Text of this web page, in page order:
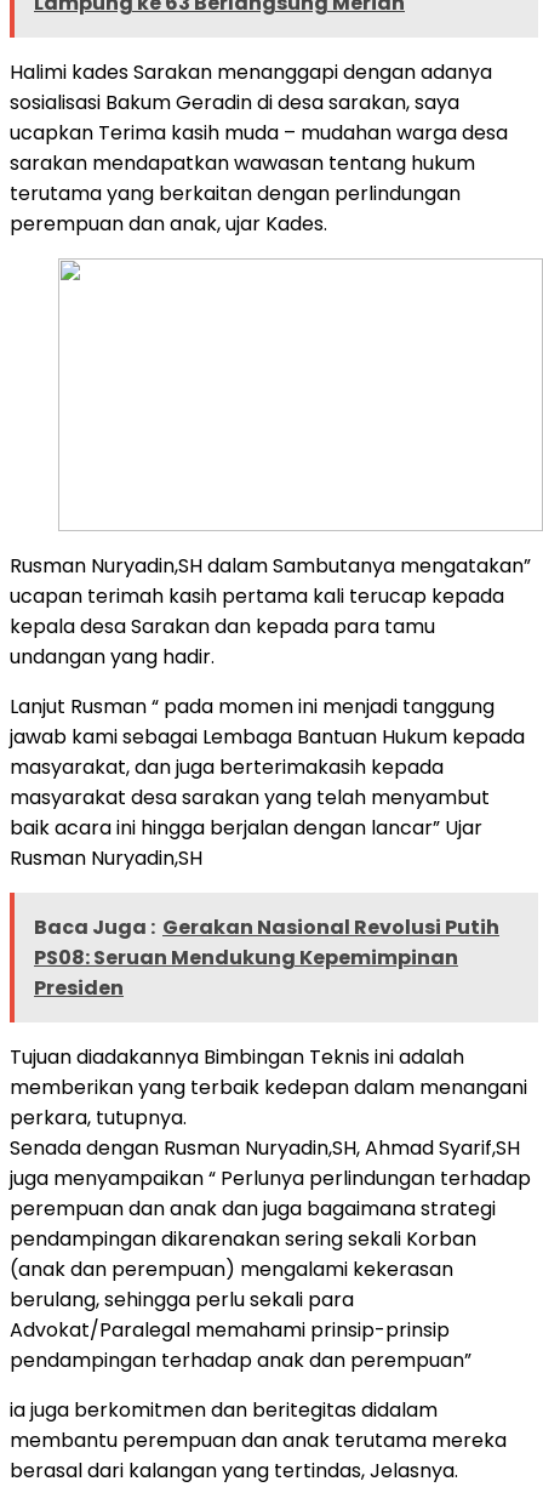
Halimi kades Sarakan menanggapi dengan adanya
sosialisasi Bakum Geradin di desa sarakan, saya
ucapkan Terima kasih muda – mudahan warga desa
sarakan mendapatkan wawasan tentang hukum
terutama yang berkaitan dengan perlindungan
perempuan dan anak, ujar Kades.
Rusman Nuryadin,SH dalam Sambutanya mengatakan”
ucapan terimah kasih pertama kali terucap kepada
kepala desa Sarakan dan kepada para tamu
undangan yang hadir.
Lanjut Rusman “ pada momen ini menjadi tanggung
jawab kami sebagai Lembaga Bantuan Hukum kepada
masyarakat, dan juga berterimakasih kepada
masyarakat desa sarakan yang telah menyambut
baik acara ini hingga berjalan dengan lancar” Ujar
Rusman Nuryadin,SH
Baca Juga : Gerakan Nasional Revolusi Putih
PS08: Seruan Mendukung Kepemimpinan
Presiden
Tujuan diadakannya Bimbingan Teknis ini adalah
memberikan yang terbaik kedepan dalam menangani
perkara, tutupnya.
Senada dengan Rusman Nuryadin,SH, Ahmad Syarif,SH
juga menyampaikan “ Perlunya perlindungan terhadap
perempuan dan anak dan juga bagaimana strategi
pendampingan dikarenakan sering sekali Korban
(anak dan perempuan) mengalami kekerasan
berulang, sehingga perlu sekali para
Advokat/Paralegal memahami prinsip-prinsip
pendampingan terhadap anak dan perempuan”
ia juga berkomitmen dan beritegitas didalam
membantu perempuan dan anak terutama mereka
berasal dari kalangan yang tertindas, Jelasnya.